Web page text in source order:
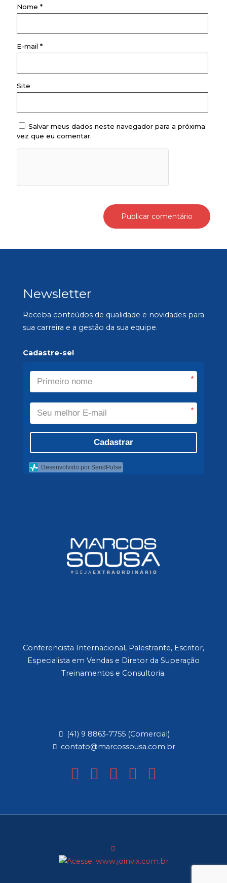
Nome *
E-mail *
Site
Salvar meus dados neste navegador para a próxima
vez que eu comentar.
Newsletter
Receba conteúdos de qualidade e novidades para
sua carreira e a gestão da sua equipe.
Cadastre-se!
*
*
Cadastrar
Desenvolvido por SendPulse
Conferencista Internacional, Palestrante, Escritor,
Especialista em Vendas e Diretor da Superação
Treinamentos e Consultoria.
(41) 9 8863-7755 (Comercial)
contato@marcossousa.com.br